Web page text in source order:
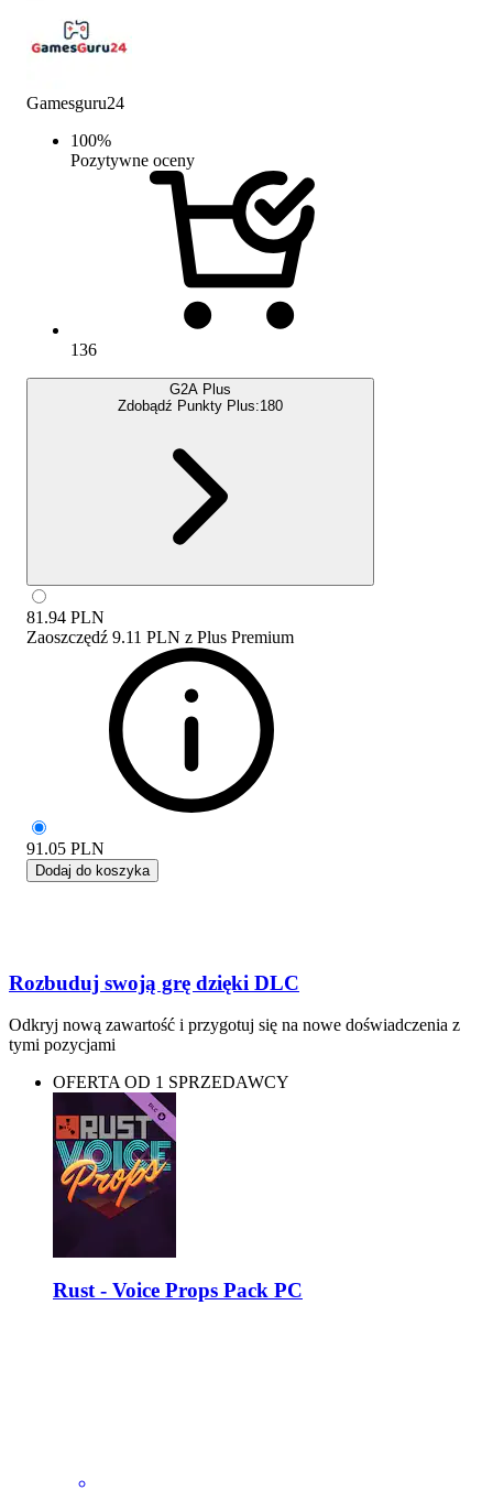
Gamesguru24
100%
Pozytywne oceny
136
G2A Plus
Zdobądź Punkty Plus:180
81.94 PLN
Zaoszczędź 9.11 PLN z Plus Premium
91.05 PLN
Dodaj do koszyka
Rozbuduj swoją grę dzięki DLC
Odkryj nową zawartość i przygotuj się na nowe doświadczenia z
tymi pozycjami
OFERTA OD 1 SPRZEDAWCY
Rust - Voice Props Pack PC